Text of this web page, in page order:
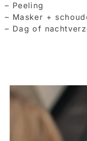
– Peeling
– Masker +
– Dag of